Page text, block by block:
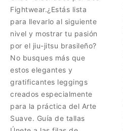
Fightwear.¿Estás lista
para llevarlo al siguiente
nivel y mostrar tu pasión
por el jiu-jitsu brasileño?
No busques más que
estos elegantes y
gratificantes leggings
creados especialmente
para la práctica del Arte
Suave. Guía de tallas